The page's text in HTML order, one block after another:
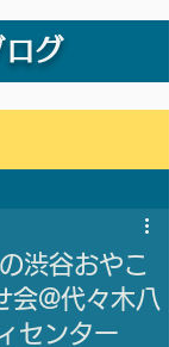
ログ
渋谷おやこ
会@代々木八
センター